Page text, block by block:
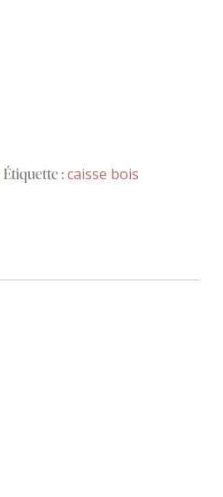
Étiquette :caisse bois